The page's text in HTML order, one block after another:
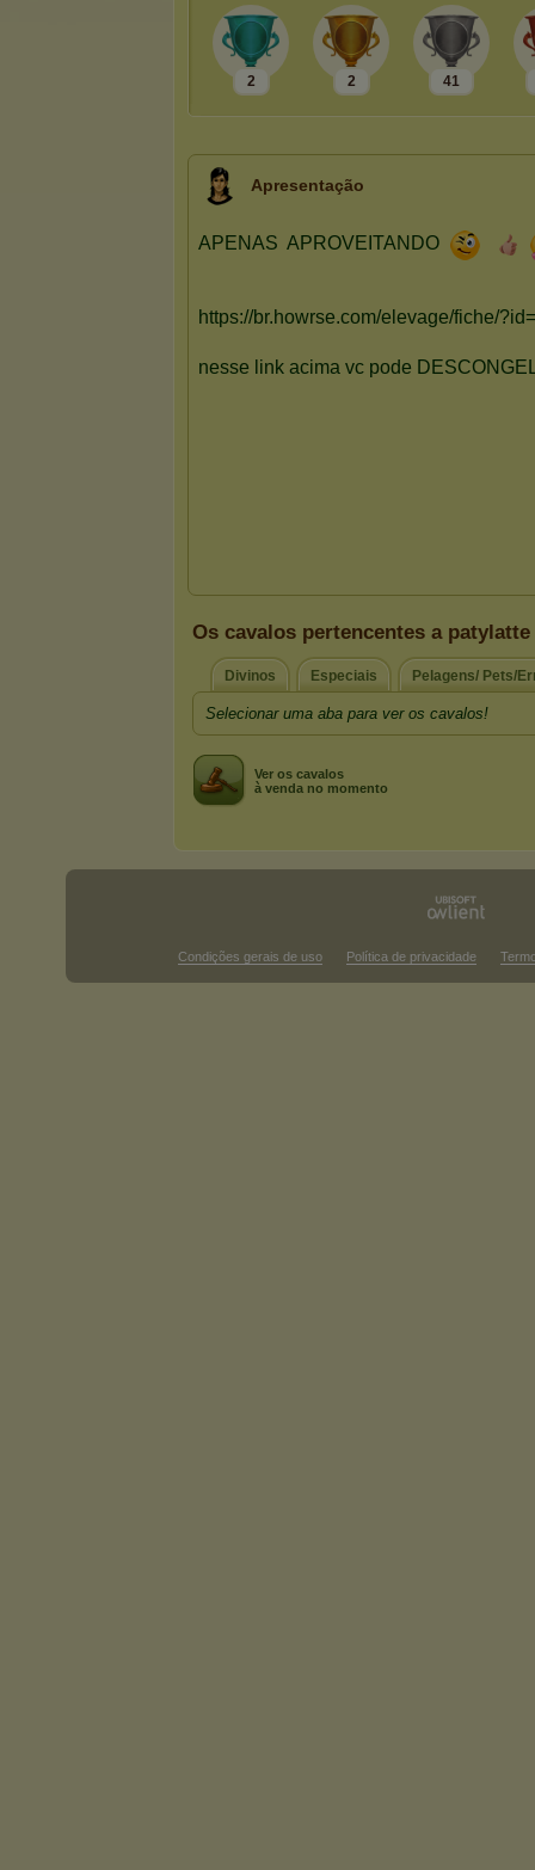
2 2 41
Apresentação
Os cavalos pertencentes a patylatte
Divinos Especiais Pelagens/ Pets/
Selecionar uma aba para ver os cavalos!
Ver os cavalos
à venda no momento
Condições gerais de uso Política de privacidade